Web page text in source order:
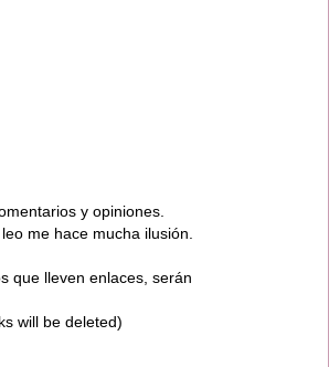
y opiniones.
me hace mucha ilusión.
que lleven enlaces, serán
will be deleted)